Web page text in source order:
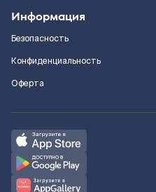
Информация
Безопасность
Конфиденциальность
Оферта